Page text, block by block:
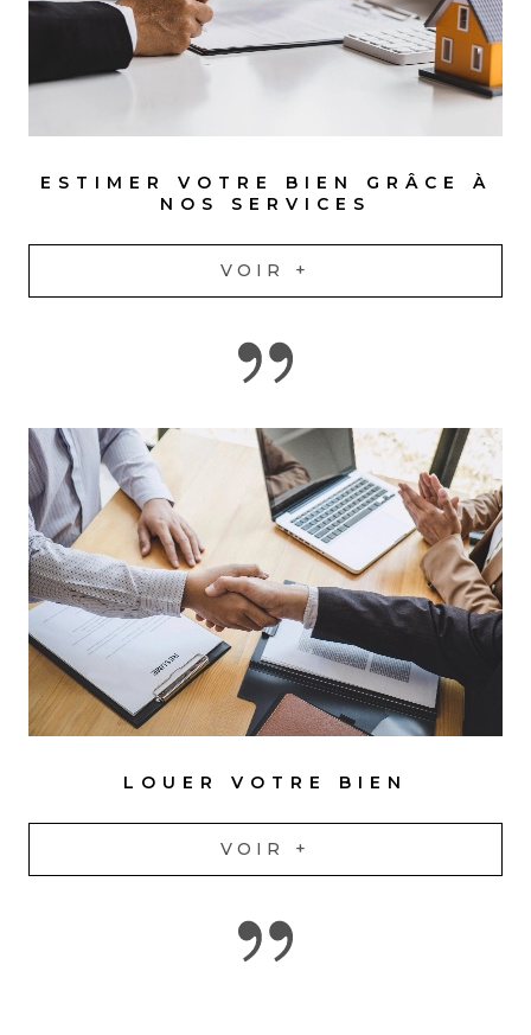
ESTIMER VOTRE BIEN GRÂCE À
NOS SERVICES
VOIR +
LOUER VOTRE BIEN
VOIR +